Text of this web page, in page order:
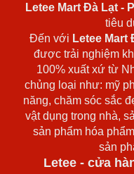
Letee Mart Đà Lạt -
tiêu
Đến với Letee Mart
được trải nghiệm
100% xuất xứ từ
chủng loại như: mỹ
năng, chăm sóc sắc
vật dụng trong nhà,
sản phẩm hóa
sản
Letee - cửa